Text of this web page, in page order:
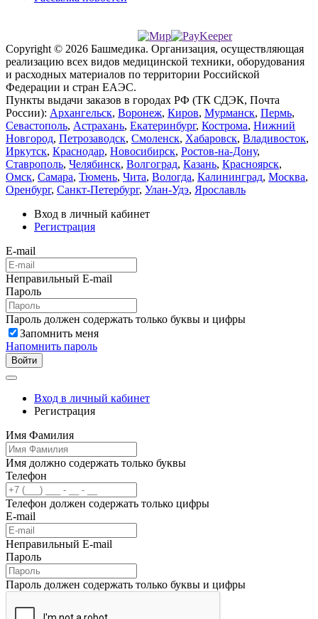
Copyright © 2026 Башмедика. Организация, осуществляющая
реализацию всех видов медицинской техники, оборудования
и расходных материалов по территории Российской
Федерации и стран ЕАЭС.
Пункты выдачи заказов в городах РФ (ТК СДЭК, Почта
России): Архангельск, Воронеж, Киров, Мурманск, Пермь,
Севастополь, Астрахань, Екатеринбург, Кострома, Нижний
Новгород, Петрозаводск, Смоленск, Хабаровск, Владивосток,
Иркутск, Краснодар, Новосибирск, Ростов-на-Дону,
Ставрополь, Челябинск, Волгоград, Казань, Красноярск,
Омск, Самара, Тюмень, Чита, Вологда, Калининград, Москва,
Оренбург, Санкт-Петербург, Улан-Удэ, Ярославль
Вход в личный кабинет
Регистрация
E-mail
Неправильный E-mail
Пароль
Пароль должен содержать только буквы и цифры
Запомнить меня
Напомнить пароль
Войти
Вход в личный кабинет
Регистрация
Имя Фамилия
Имя должно содержать только буквы
Телефон
Телефон должен содержать только цифры
E-mail
Неправильный E-mail
Пароль
Пароль должен содержать только буквы и цифры